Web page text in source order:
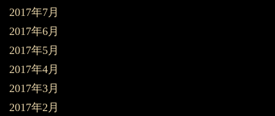
2017年7月
2017年6月
2017年5月
2017年4月
2017年3月
2017年2月